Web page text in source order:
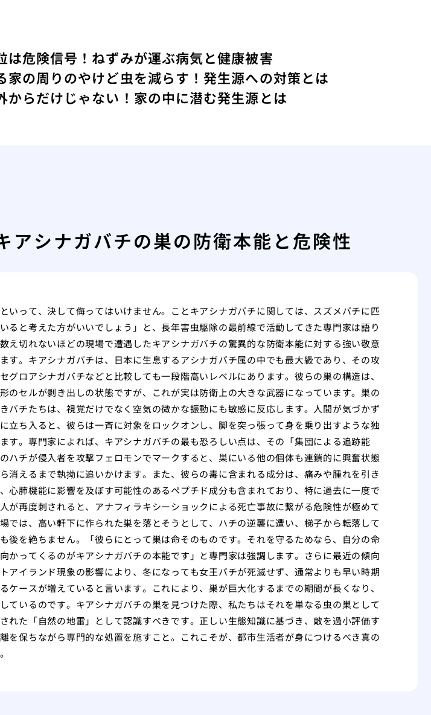
は危険信号！ねずみが運ぶ病気と健康被害
家の周りのやけど虫を減らす！発生源への対策とは
からだけじゃない！家の中に潜む発生源とは
アシナガバチの巣の防衛本能と危険性
いって、決して侮ってはいけません。ことキアシナガバチに関しては、スズメバチに匹
ると考えた方がいいでしょう」と、長年害虫駆除の最前線で活動してきた専門家は語り
え切れないほどの現場で遭遇したキアシナガバチの驚異的な防衛本能に対する強い敬意
す。キアシナガバチは、日本に生息するアシナガバチ属の中でも最大級であり、その攻
グロアシナガバチなどと比較しても一段階高いレベルにあります。彼らの巣の構造は、
のセルが剥き出しの状態ですが、これが実は防衛上の大きな武器になっています。巣の
バチたちは、視覚だけでなく空気の微かな振動にも敏感に反応します。人間が気づかず
立ち入ると、彼らは一斉に対象をロックオンし、脚を突っ張って身を乗り出すような独
す。専門家によれば、キアシナガバチの最も恐ろしい点は、その「集団による追跡能
ハチが侵入者を攻撃フェロモンでマークすると、巣にいる他の個体も連鎖的に興奮状態
消えるまで執拗に追いかけます。また、彼らの毒に含まれる成分は、痛みや腫れを引き
心肺機能に影響を及ぼす可能性のあるペプチド成分も含まれており、特に過去に一度で
が再度刺されると、アナフィラキシーショックによる死亡事故に繋がる危険性が極めて
では、高い軒下に作られた巣を落とそうとして、ハチの逆襲に遭い、梯子から転落して
後を絶ちません。「彼らにとって巣は命そのものです。それを守るためなら、自分の命
かってくるのがキアシナガバチの本能です」と専門家は強調します。さらに最近の傾向
アイランド現象の影響により、冬になっても女王バチが死滅せず、通常よりも早い時期
ケースが増えていると言います。これにより、巣が巨大化するまでの期間が長くなり、
ているのです。キアシナガバチの巣を見つけた際、私たちはそれを単なる虫の巣として
れた「自然の地雷」として認識すべきです。正しい生態知識に基づき、敵を過小評価す
を保ちながら専門的な処置を施すこと。これこそが、都市生活者が身につけるべき真の